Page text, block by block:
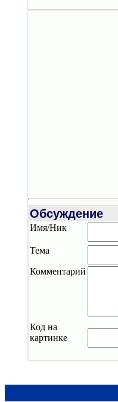
Обсуждение
Имя/Ник
Тема
Комментарий
Код на
картинке